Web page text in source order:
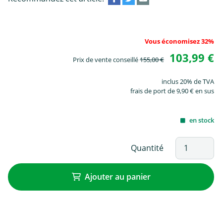
Vous économisez 32%
Prix de vente conseillé155,00 € 103,99 €
inclus 20% de TVA
frais de port de 9,90 € en sus
en stock
Quantité
Ajouter au panier